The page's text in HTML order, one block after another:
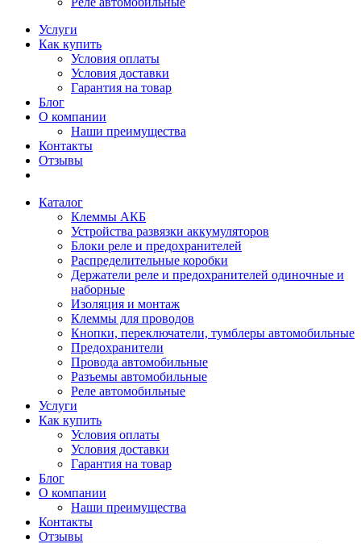
Услуги
Как купить
Условия оплаты
Условия доставки
Гарантия на товар
Блог
О компании
Наши преимущества
Контакты
Отзывы
Каталог
Клеммы АКБ
Устройства развязки аккумуляторов
Блоки реле и предохранителей
Распределительные коробки
Держатели реле и предохранителей одиночные и
наборные
Изоляция и монтаж
Клеммы для проводов
Кнопки, переключатели, тумблеры автомобильные
Предохранители
Провода автомобильные
Разъемы автомобильные
Реле автомобильные
Услуги
Как купить
Условия оплаты
Условия доставки
Гарантия на товар
Блог
О компании
Наши преимущества
Контакты
Отзывы